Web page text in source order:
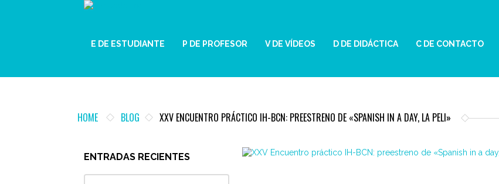
E DE ESTUDIANTE P DE PROFESOR V DE VÍDEOS D DE DIDÁCTICA C DE CONTACTO
HOME BLOG XXV ENCUENTRO PRÁCTICO IH-BCN: PREESTRENO DE «SPANISH IN A DAY, LA PELI»
ENTRADAS RECIENTES